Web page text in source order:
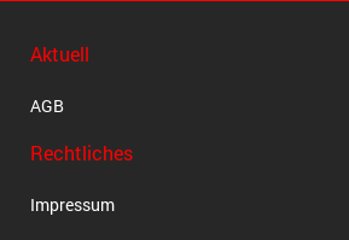
Aktuell
AGB
Rechtliches
Impressum